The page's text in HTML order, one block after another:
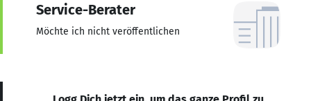
Service-Berater
Möchte ich nicht veröffentlichen